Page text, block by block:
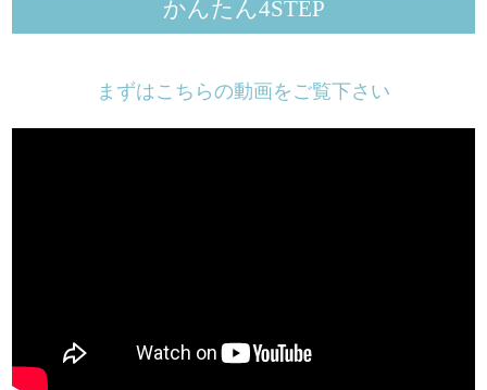
かんたん4STEP
まずはこちらの動画をご覧下さい